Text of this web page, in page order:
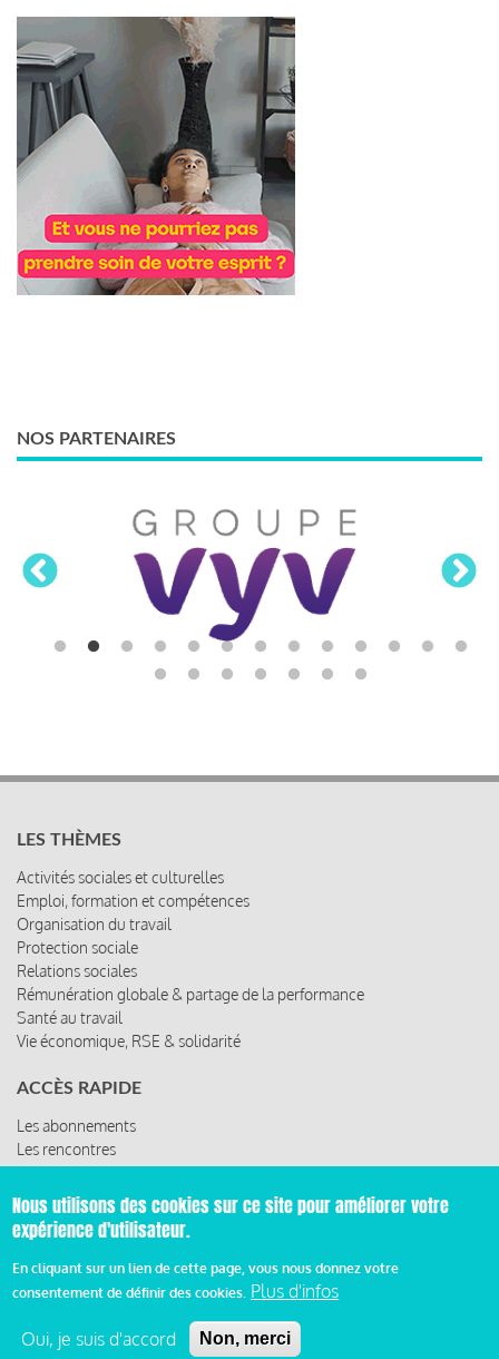
NOS PARTENAIRES
LES THÈMES
Activités sociales et culturelles
Emploi, formation et compétences
Organisation du travail
Protection sociale
Relations sociales
Rémunération globale & partage de la performance
Santé au travail
Vie économique, RSE & solidarité
ACCÈS RAPIDE
Les abonnements
Les rencontres
Les ressources
© 2019 Miroir Social - Réalisé parCafffeine
Pied
Mentions légales et condition générale d’utilisation et
d’abonnement
Nous utilisons des cookies sur ce site pour améliorer votre
expérience d'utilisateur.
En cliquant sur un lien de cette page, vous nous donnez votre
consentement de définir des cookies. Plus d'infos
Oui, je suis d'accord Non, merci